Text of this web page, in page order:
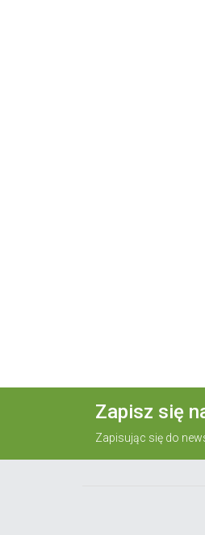
Zapisz się
Zapisując się do